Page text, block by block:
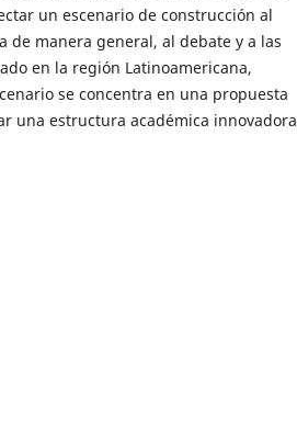
un escenario de construcción al
de manera general, al debate y a las
en la región Latinoamericana,
se concentra en una propuesta
una estructura académica innovadora